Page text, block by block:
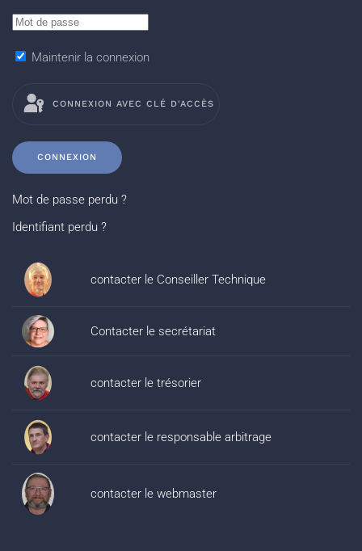
Maintenir la connexion
CONNEXION AVEC CLÉ D'ACCÈS
CONNEXION
Mot de passe perdu ?
Identifiant perdu ?
contacter le Conseiller Technique
Contacter le secrétariat
contacter le trésorier
contacter le responsable arbitrage
contacter le webmaster